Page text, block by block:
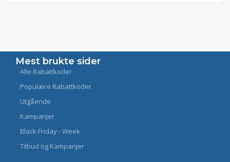
Mest brukte sider
Alle Rabattkoder
Populære Rabattkoder
Utgående
Kampanjer
Black Friday - Week
Tilbud og Kampanjer